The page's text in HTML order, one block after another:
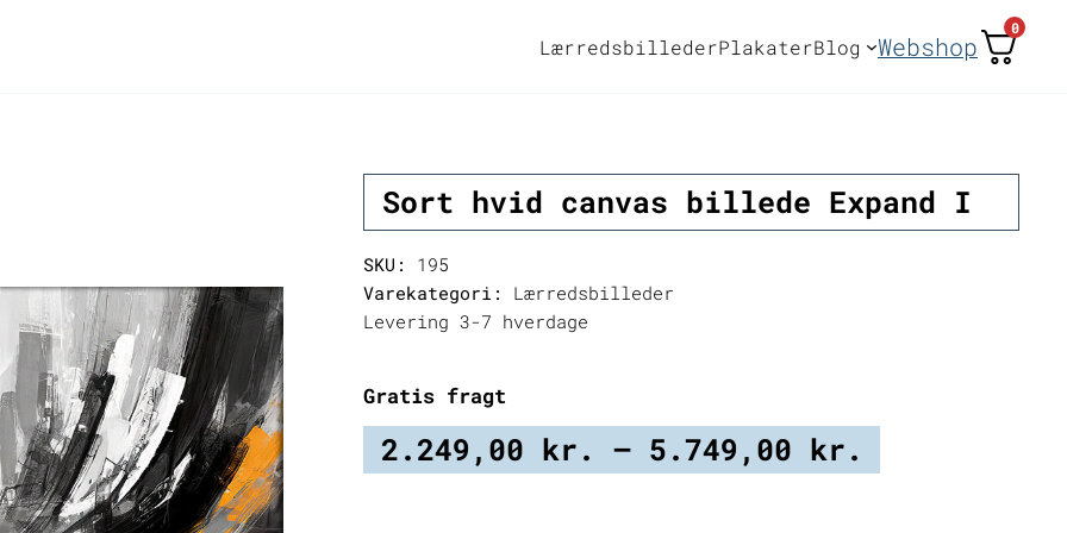
LærredsbillederPlakaterBlog Webshop
0
Sort hvid canvas billede Expand I
SKU:
195
Varekategori:
Lærredsbilleder
Levering 3-7 hverdage
Gratis fragt
2.249,00 kr. – 5.749,00 kr.
2.249,00